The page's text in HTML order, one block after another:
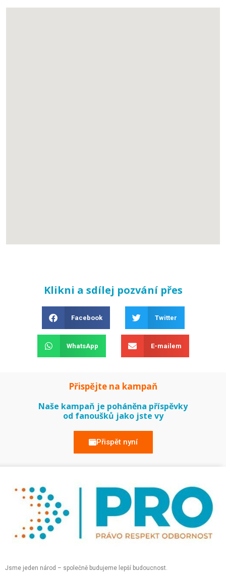
Klikni a sdílej pozvání přes
Facebook Twitter
WhatsApp E-mailem
Přispějte na kampaň
Naše kampaň je poháněna příspěvky
od fanoušků jako jste vy
Přispět nyní
Jsme jeden národ – společně budujeme lepší budoucnost.